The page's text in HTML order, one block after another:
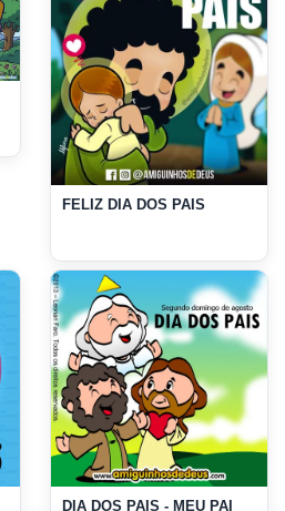
FELIZ DIA DOS PAIS
DIA DOS PAIS - MEU PAI